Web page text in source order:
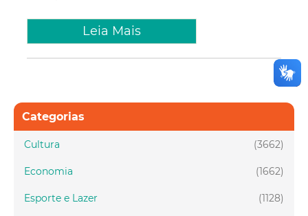
Leia Mais
Categorias
(3662)
Cultura
(1662)
Economia
(1128)
Esporte e Lazer